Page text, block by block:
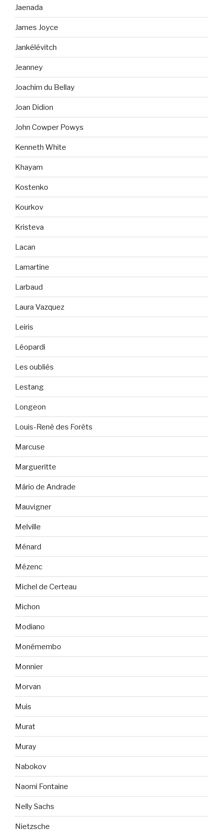
Jaenada
James Joyce
Jankélévitch
Jeanney
Joachim du Bellay
Joan Didion
John Cowper Powys
Kenneth White
Khayam
Kostenko
Kourkov
Kristeva
Lacan
Lamartine
Larbaud
Laura Vazquez
Leiris
Léopardi
Les oubliés
Lestang
Longeon
Louis-René des Forêts
Marcuse
Margueritte
Mário de Andrade
Mauvigner
Melville
Ménard
Mézenc
Michel de Certeau
Michon
Modiano
Monémembo
Monnier
Morvan
Muis
Murat
Muray
Nabokov
Naomi Fontaine
Nelly Sachs
Nietzsche